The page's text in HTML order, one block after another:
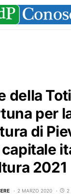
della
per
di
2021
2 MARZO 2020 2